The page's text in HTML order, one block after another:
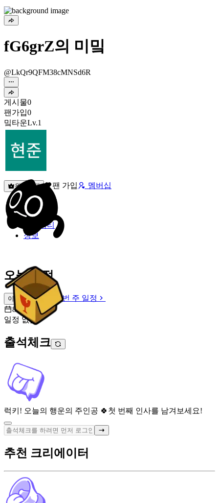
fG6grZ의 미밐
@LkQr9QFM38cMNSd6R
게시물0
팬가입0
밐타운Lv.1
원픽선택 팬 가입 멤버십
밐타운
피드
커뮤니티
정보
오늘 일정
이번 주 일정
이번 주 일정
8월 7일 [금]
일정 없음
출석체크
럭키! 오늘의 행운의 주인공 🍀 첫 번째 인사를 남겨보세요!
추천 크리에이터